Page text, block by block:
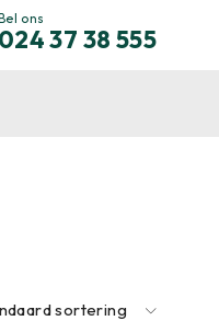
ons
024 37 38 555
sortering